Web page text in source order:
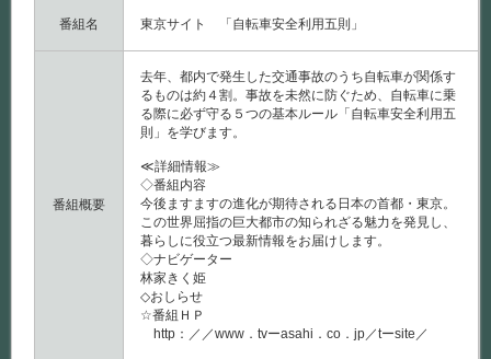
番組名 東京サイト 「自転車安全利用五則」
番組概要
去年、都内で発生した交通事故のうち自転車が関係す
るものは約４割。事故を未然に防ぐため、自転車に乗
る際に必ず守る５つの基本ルール「自転車安全利用五
則」を学びます。
≪詳細情報≫
◇番組内容
今後ますますの進化が期待される日本の首都・東京。
この世界屈指の巨大都市の知られざる魅力を発見し、
暮らしに役立つ最新情報をお届けします。
◇ナビゲーター
林家きく姫
◇おしらせ
☆番組ＨＰ
http：／／www．tvーasahi．co．jp／tーsite／